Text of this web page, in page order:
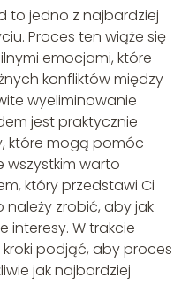
to jedno z najbardziej
Proces ten wiąże się
emocjami, które
konfliktów między
wyeliminowanie
jest praktycznie
które mogą pomóc
wszystkim warto
który przedstawi Ci
zrobić, aby jak
interesy. W trakcie
podjąć, aby proces
jak najbardziej